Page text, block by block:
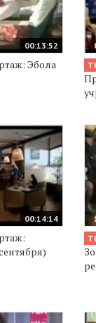
00:13:52
Эбола
00:14:14